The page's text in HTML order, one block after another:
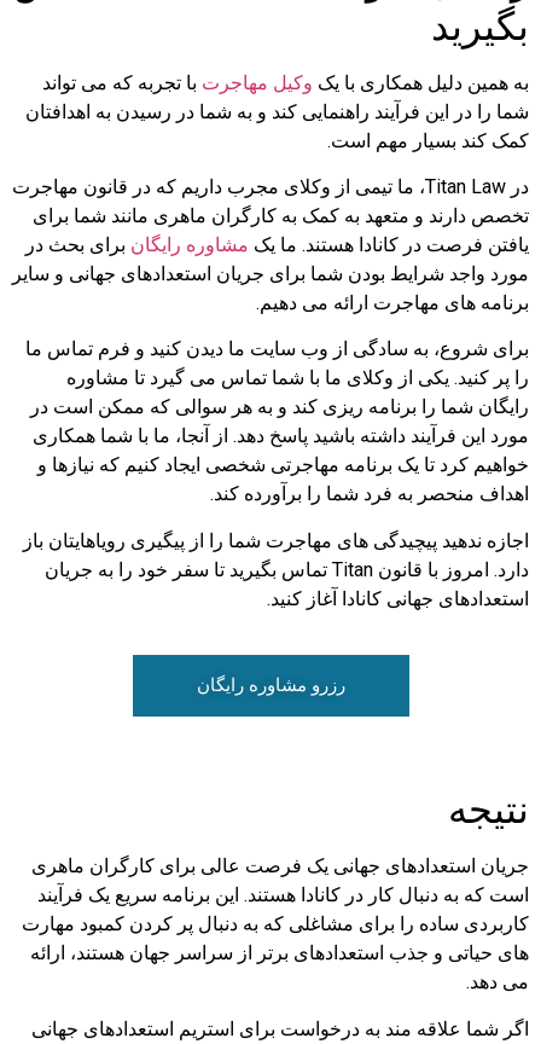
بگیرید
به همین دلیل همکاری با یک وکیل مهاجرت با تجربه که می تواند
شما را در این فرآیند راهنمایی کند و به شما در رسیدن به اهدافتان
کمک کند بسیار مهم است.
در Titan Law، ما تیمی از وکلای مجرب داریم که در قانون مهاجرت
تخصص دارند و متعهد به کمک به کارگران ماهری مانند شما برای
یافتن فرصت در کانادا هستند. ما یک مشاوره رایگان برای بحث در
مورد واجد شرایط بودن شما برای جریان استعدادهای جهانی و سایر
برنامه های مهاجرت ارائه می دهیم.
برای شروع، به سادگی از وب سایت ما دیدن کنید و فرم تماس ما
را پر کنید. یکی از وکلای ما با شما تماس می گیرد تا مشاوره
رایگان شما را برنامه ریزی کند و به هر سوالی که ممکن است در
مورد این فرآیند داشته باشید پاسخ دهد. از آنجا، ما با شما همکاری
خواهیم کرد تا یک برنامه مهاجرتی شخصی ایجاد کنیم که نیازها و
اهداف منحصر به فرد شما را برآورده کند.
اجازه ندهید پیچیدگی های مهاجرت شما را از پیگیری رویاهایتان باز
دارد. امروز با قانون Titan تماس بگیرید تا سفر خود را به جریان
استعدادهای جهانی کانادا آغاز کنید.
رزرو مشاوره رایگان
نتیجه
جریان استعدادهای جهانی یک فرصت عالی برای کارگران ماهری
است که به دنبال کار در کانادا هستند. این برنامه سریع یک فرآیند
کاربردی ساده را برای مشاغلی که به دنبال پر کردن کمبود مهارت
های حیاتی و جذب استعدادهای برتر از سراسر جهان هستند، ارائه
می دهد.
اگر شما علاقه مند به درخواست برای استریم استعدادهای جهانی